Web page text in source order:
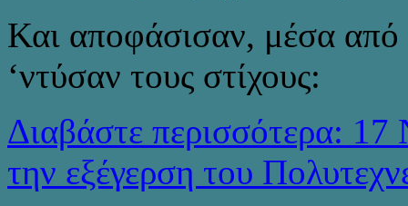
Και αποφάσισαν, μέσα από
‘ντύσαν τους στίχους:
Διαβάστε περισσότερα:
την εξέγερση του